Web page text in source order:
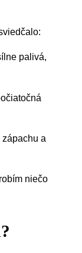
palivá,
a
niečo